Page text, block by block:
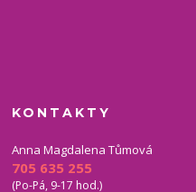
KONTAKTY
Anna Magdalena Tůmová
705 635 255
(Po-Pá, 9-17 hod.)